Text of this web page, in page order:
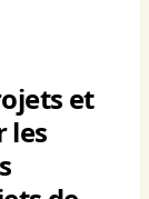
et
les